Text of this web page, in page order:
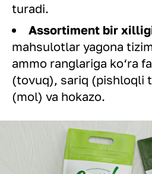
turadi.
Assortiment bir
mahsulotlar yagona
ammo ranglariga ko‘ra
(tovuq), sariq (pishloqli
(mol) va hokazo.